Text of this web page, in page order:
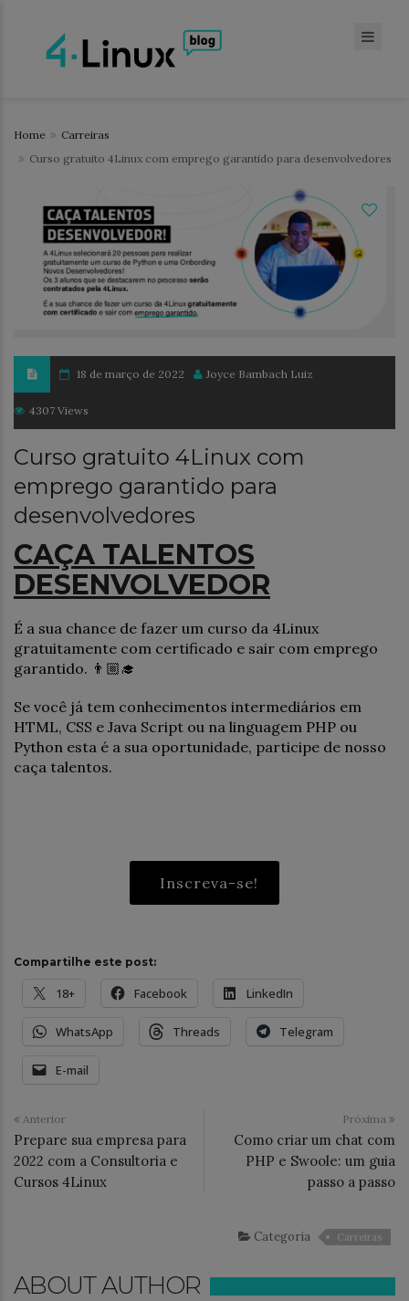
Home
Carreiras
Curso gratuito 4Linux com emprego garantido para desenvolvedores
18 de março de 2022 Joyce Bambach Luiz
4307 Views
Curso gratuito 4Linux com
emprego garantido para
desenvolvedores
CAÇA TALENTOS
DESENVOLVEDOR
É a sua chance de fazer um curso da 4Linux
gratuitamente com certificado e sair com emprego
garantido. 👨🏼‍🎓
Se você já tem conhecimentos intermediários em
HTML, CSS e Java Script ou na linguagem PHP ou
Python esta é a sua oportunidade, participe de nosso
caça talentos.
Inscreva-se!
Compartilhe este post:
18+ Facebook LinkedIn
WhatsApp Threads Telegram
E-mail
Anterior
Prepare sua empresa para
2022 com a Consultoria e
Cursos 4Linux
Próxima
Como criar um chat com
PHP e Swoole: um guia
passo a passo
Categoria Carreiras
ABOUT AUTHOR